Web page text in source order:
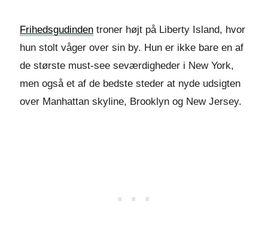
Frihedsgudinden troner højt på Liberty Island, hvor
hun stolt våger over sin by. Hun er ikke bare en af
de største must-see seværdigheder i New York,
men også et af de bedste steder at nyde udsigten
over Manhattan skyline, Brooklyn og New Jersey.